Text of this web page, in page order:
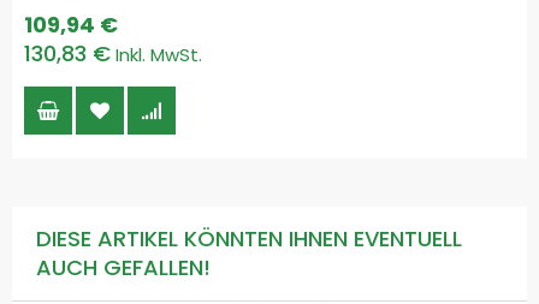
Special
Price
130,83 €
109,94 €
DIESE ARTIKEL KÖNNTEN IHNEN EVENTUELL
AUCH GEFALLEN!